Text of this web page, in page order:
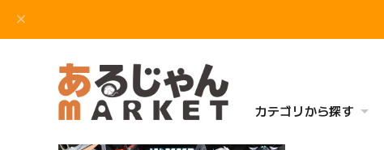
カテゴリから探す